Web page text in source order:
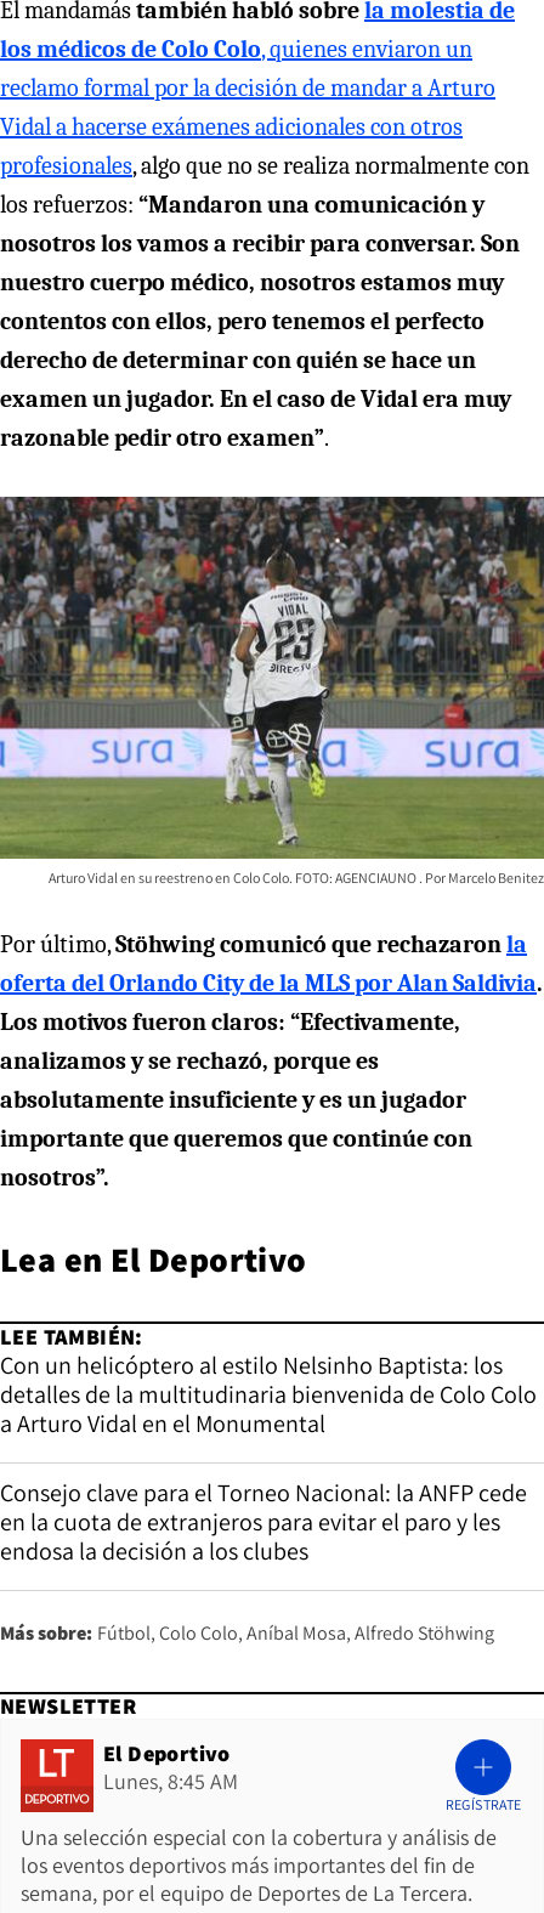
El mandamástambién habló sobrela molestia de
los médicos de Colo Colo, quienes enviaron un
reclamo formal por la decisión de mandar a Arturo
Vidal a hacerse exámenes adicionales con otros
profesionales, algo que no se realiza normalmente con
los refuerzos: “Mandaron una comunicación y
nosotros los vamos a recibir para conversar. Son
nuestro cuerpo médico, nosotros estamos muy
contentos con ellos, pero tenemos el perfecto
derecho de determinar con quién se hace un
examen un jugador. En el caso de Vidal era muy
razonable pedir otro examen”.
Arturo Vidal en su reestreno en Colo Colo. FOTO: AGENCIAUNO Marcelo Benitez
Por último,Stöhwing comunicó que rechazaronla
oferta del Orlando City de la MLS por Alan Saldivia.
Los motivos fueron claros: “Efectivamente,
analizamos y se rechazó, porque es
absolutamente insuficiente y es un jugador
importante que queremos que continúe con
nosotros”.
Lea en El Deportivo
LEE TAMBIÉN:
Con un helicóptero al estilo Nelsinho Baptista: los
detalles de la multitudinaria bienvenida de Colo Colo
a Arturo Vidal en el Monumental
Consejo clave para el Torneo Nacional: la ANFP cede
en la cuota de extranjeros para evitar el paro y les
endosa la decisión a los clubes
Más sobre: Fútbol Colo Colo Aníbal Mosa Alfredo Stöhwing
NEWSLETTER
El Deportivo
Lunes, 8:45 AM
Una selección especial con la cobertura y análisis de
los eventos deportivos más importantes del fin de
semana, por el equipo de Deportes de La Tercera.
REGÍSTRATE